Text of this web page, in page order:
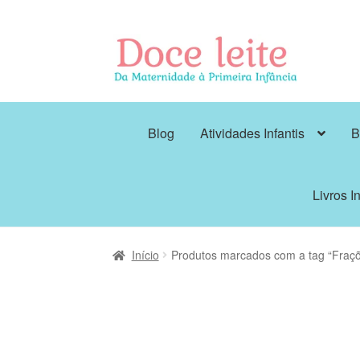
Pular
para
navegação
Pular
para
o
conteúdo
Blog
Atividades Infantis
Livros
Início Produtos marcados com a tag